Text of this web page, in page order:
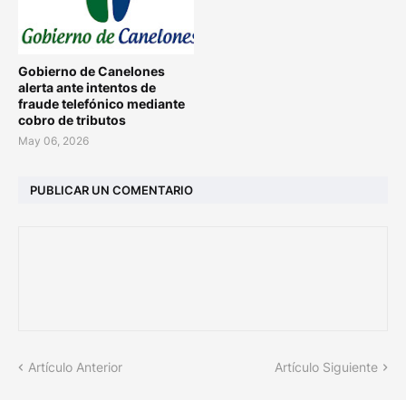
Gobierno de Canelones
alerta ante intentos de
fraude telefónico mediante
cobro de tributos
May 06, 2026
PUBLICAR UN COMENTARIO
Artículo Anterior Artículo Siguiente